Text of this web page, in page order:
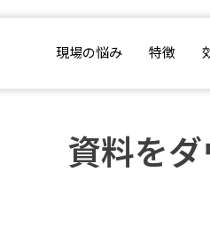
現場の悩み 特徴
資料を